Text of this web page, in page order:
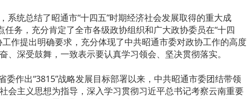
统总结了昭通市“十四五”时期经济社会发展取得的重大成
任务，充分肯定了全市各级政协组织和广大政协委员在“十四
作提出明确要求，充分体现了中共昭通市委对政协工作的高度
深受鼓舞，一致表示要认真学习领会、坚决贯彻落实。
作出“3815”战略发展目标部署以来，中共昭通市委团结带领
会主义思想为指导，深入学习贯彻习近平总书记考察云南重要